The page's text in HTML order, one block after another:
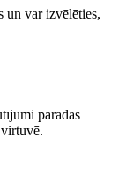
un var izvēlēties,
parādās